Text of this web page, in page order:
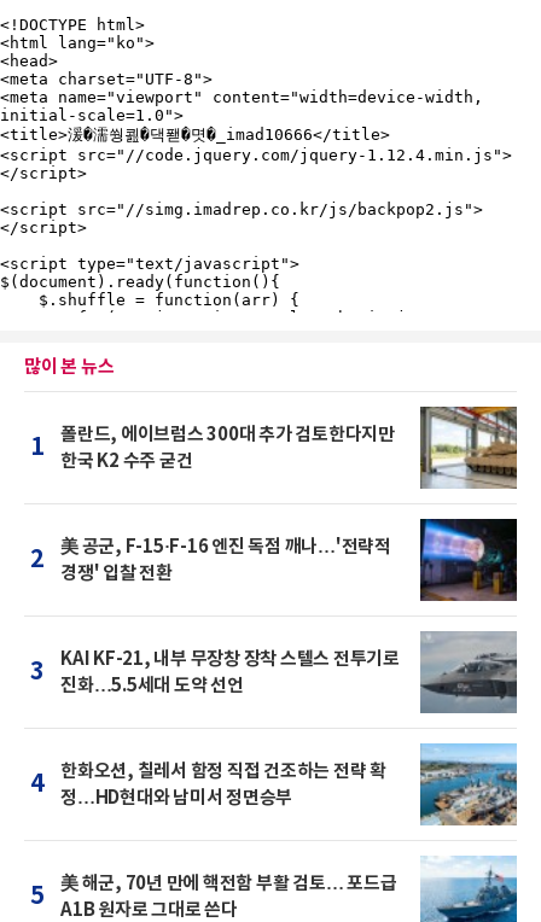
많이 본 뉴스
1
폴란드, 에이브럼스 300대 추가 검토한다지만
한국 K2 수주 굳건
2
美 공군, F-15·F-16 엔진 독점 깨나…'전략적
경쟁' 입찰 전환
3
KAI KF-21, 내부 무장창 장착 스텔스 전투기로
진화…5.5세대 도약 선언
4
한화오션, 칠레서 함정 직접 건조하는 전략 확
정…HD현대와 남미서 정면승부
5
美 해군, 70년 만에 핵전함 부활 검토… 포드급
A1B 원자로 그대로 쓴다